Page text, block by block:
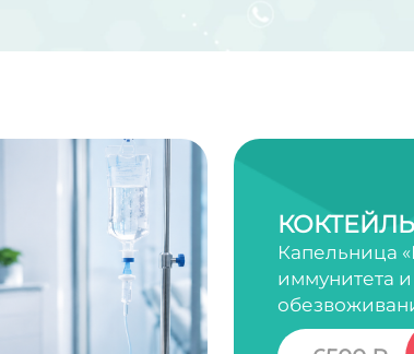
Капельница
иммунитета